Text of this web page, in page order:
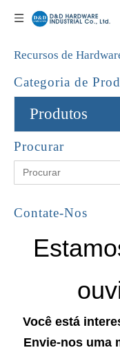
Recursos de
Categoria de
Produtos
Procurar
Contate-Nos
Você está
Envie-nos uma